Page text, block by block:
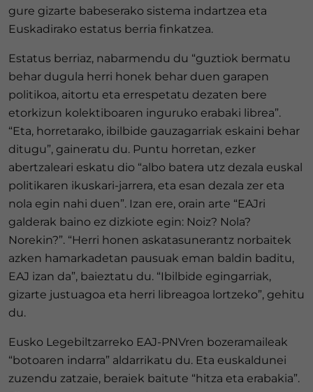
gure gizarte babeserako sistema indartzea eta
Euskadirako estatus berria finkatzea.
Estatus berriaz, nabarmendu du “guztiok bermatu
behar dugula herri honek behar duen garapen
politikoa, aitortu eta errespetatu dezaten bere
etorkizun kolektiboaren inguruko erabaki librea”.
“Eta, horretarako, ibilbide gauzagarriak eskaini behar
ditugu”, gaineratu du. Puntu horretan, ezker
abertzaleari eskatu dio “albo batera utz dezala euskal
politikaren ikuskari-jarrera, eta esan dezala zer eta
nola egin nahi duen”. Izan ere, orain arte “EAJri
galderak baino ez dizkiote egin: Noiz? Nola?
Norekin?”. “Herri honen askatasunerantz norbaitek
azken hamarkadetan pausuak eman baldin baditu,
EAJ izan da”, baieztatu du. “Ibilbide egingarriak,
gizarte justuagoa eta herri libreagoa lortzeko”, gehitu
du.
Eusko Legebiltzarreko EAJ-PNVren bozeramaileak
“botoaren indarra” aldarrikatu du. Eta euskaldunei
zuzendu zatzaie, beraiek baitute “hitza eta erabakia”.